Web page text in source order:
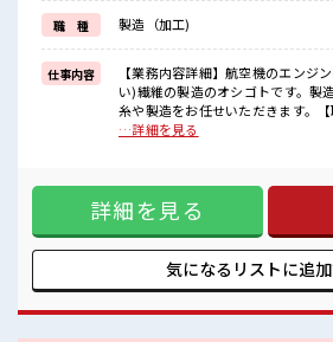
新しいことにチャレンジするのは不安だけど、
しっかり働く環境が整っています！
イチからスキルUP・ステップUP目指してい
≪自分に合った期間で働ける≫
福利厚生が整った派遣のお仕事です！
■職場の雰囲気
休憩室完備でランチや休憩も充実しそう♪
職場にはロッカー完備！
私物の置きすぎには注意が必要ですね★
職 種 製造（加工)
仕事内容
【業務内容詳細】航空機のエンジ
い)繊維の製造のオシゴトです。製
糸や製造をお任せいただきます。
ジンに使う細い繊維 ■お仕事PR ≪NO残業≫ 時間をしっかり
明るすぎたり奇抜でなければ基本
ラク制服アリ≫ 制服があるので、
未経験の方も大カンゲイ≫ 新しい
不安だけど、 しっかり働く環境が
キルUP・ステップUP目指してい
た期間で働ける≫ 福利厚生が整った
職場！ 休憩室完備でランチや休憩
ッカー完備！ 私物の置きすぎには
…詳細を見る
詳細を見る
気になるリストに追